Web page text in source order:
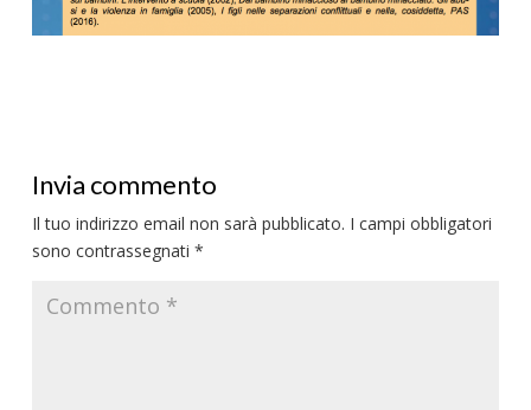
Invia commento
Il tuo indirizzo email non sarà pubblicato. I campi obbligatori
sono contrassegnati *